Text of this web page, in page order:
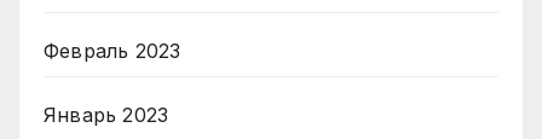
Февраль 2023
Январь 2023